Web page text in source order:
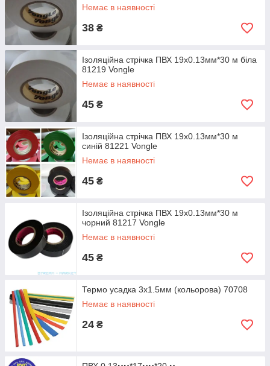
Немає в наявності
38 ₴
Ізоляційна стрічка ПВХ 19х0.13мм*30 м біла
81219 Vongle
Немає в наявності
45 ₴
Ізоляційна стрічка ПВХ 19х0.13мм*30 м
синій 81221 Vongle
Немає в наявності
45 ₴
Ізоляційна стрічка ПВХ 19х0.13мм*30 м
чорний 81217 Vongle
Немає в наявності
45 ₴
Термо усадка 3х1.5мм (кольорова) 70708
Немає в наявності
24 ₴